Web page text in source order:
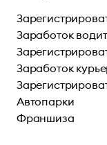
Заработок
Заработок
Автопарки
Франшиза